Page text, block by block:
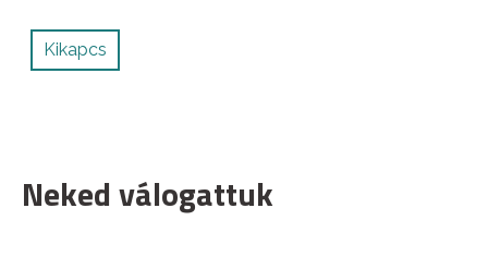
Kikapcs
Neked válogattuk